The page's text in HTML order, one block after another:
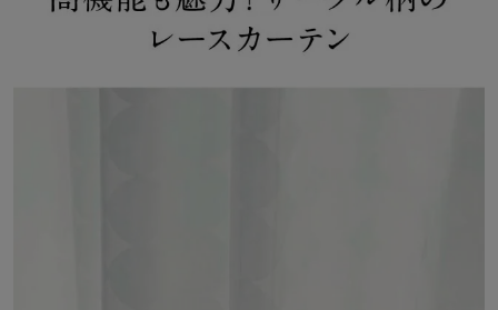
【年中快適に 遮熱・保温効果】
～夏は遮熱、冬は断熱保温効果。冷暖房効率もアップし、節電し省
夏の直射日光熱をカットし、室温の上昇を抑えます